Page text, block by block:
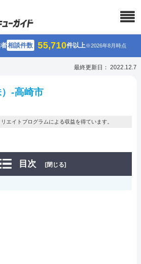
相談件数 55,710件以上※2026年8月時点
最終更新日： 2022.12.7
-高崎市
エイトプログラムによる収益を得ています。
目次 [閉じる]